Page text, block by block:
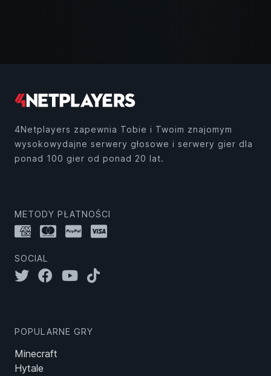
4Netplayers zapewnia Tobie i Twoim znajomym
wysokowydajne serwery głosowe i serwery gier dla
ponad 100 gier od ponad 20 lat.
METODY PŁATNOŚCI
SOCIAL
POPULARNE GRY
Minecraft
Hytale